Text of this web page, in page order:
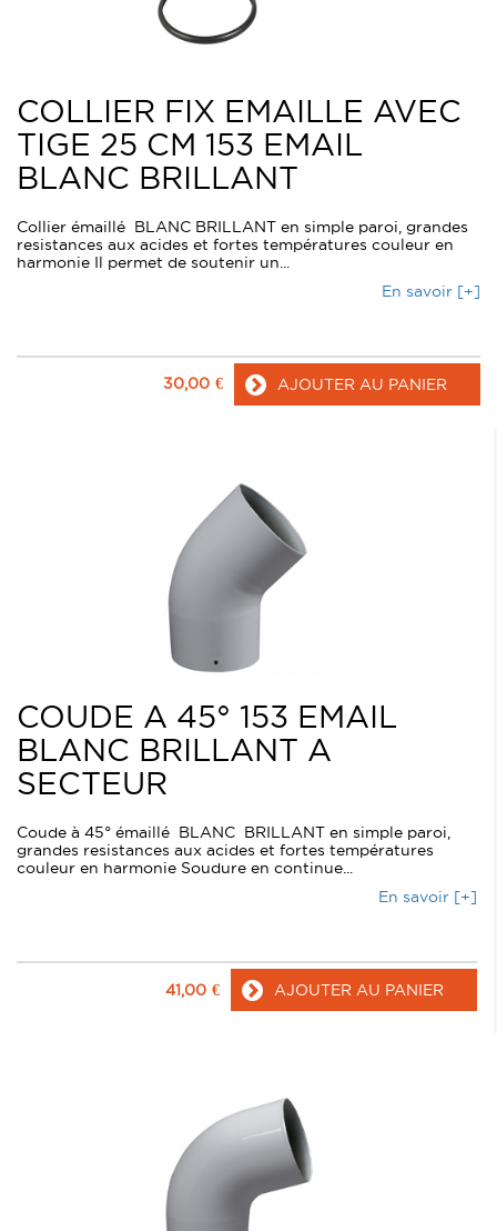
COLLIER FIX EMAILLE AVEC
TIGE 25 CM 153 EMAIL
BLANC BRILLANT
Collier émaillé BLANC BRILLANT en simple paroi, grandes
resistances aux acides et fortes températures couleur en
harmonie Il permet de soutenir un...
En savoir [+]
30,00 € AJOUTER AU PANIER
COUDE A 45° 153 EMAIL
BLANC BRILLANT A
SECTEUR
Coude à 45° émaillé BLANC BRILLANT en simple paroi,
grandes resistances aux acides et fortes températures
couleur en harmonie Soudure en continue...
En savoir [+]
41,00 € AJOUTER AU PANIER